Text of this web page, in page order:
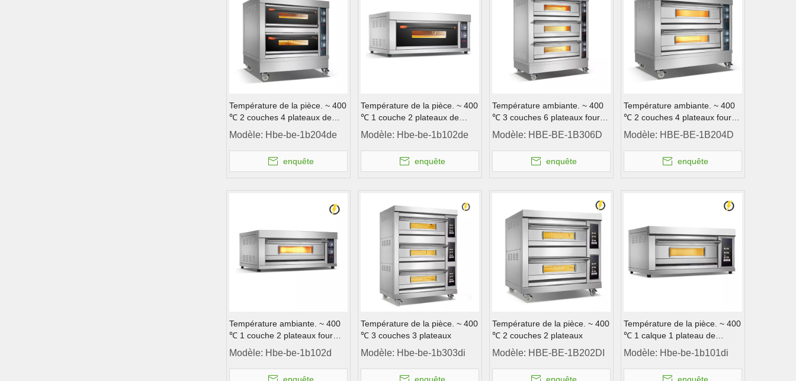
Température de la pièce. ~ 400
℃ 2 couches 4 plateaux de
porte en verre trempé de la
porte en verre Contrôle de
l'instrument
Modèle: Hbe-be-1b204de
enquête
Température de la pièce. ~ 400
℃ 1 couche 2 plateaux de
porte en verre trempé du four
de pont de pont
Modèle: Hbe-be-1b102de
enquête
Température ambiante. ~ 400
℃ 3 couches 6 plateaux four
électrique Porte en acier
inoxydable Contrôle de
l'instrument de four
Modèle: HBE-BE-1B306D
enquête
Température ambiante. ~ 400
℃ 2 couches 4 plateaux four
électrique Porte en acier
inoxydable Contrôle de
l'instrument de four
Modèle: HBE-BE-1B204D
enquête
Température ambiante. ~ 400
℃ 1 couche 2 plateaux four
électrique en acier inoxydable
Porte de pont
Modèle: Hbe-be-1b102d
Température de la pièce. ~ 400
℃ 3 couches 3 plateaux
Modèle: Hbe-be-1b303di
Température de la pièce. ~ 400
℃ 2 couches 2 plateaux
Modèle: HBE-BE-1B202DI
Température de la pièce. ~ 400
℃ 1 calque 1 plateau de
plateau de four à four de pont
Contrôle de l'ordinateur
Modèle: Hbe-be-1b101di